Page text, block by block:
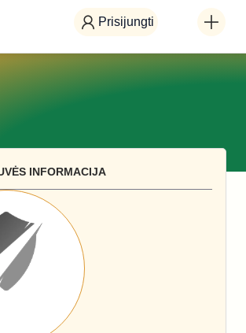
Prisijungti
INFORMACIJA